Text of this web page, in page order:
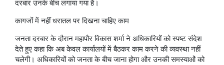
दरबार उनके बीच लगाया गया है।
कागजों में नहीं धरातल पर दिखना चाहिए काम
जनता दरबार के दौरान महापौर विकास शर्मा ने अधिकारियों को स्पष्ट संदेश
देते हुए कहा कि अब केवल कार्यालयों में बैठकर काम करने की व्यवस्था नहीं
चलेगी। अधिकारियों को जनता के बीच जाना होगा और उनकी समस्याओं को